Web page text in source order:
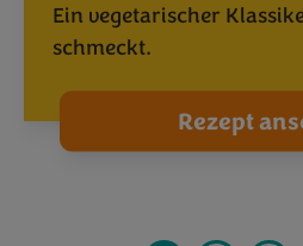
Ein vegetarischer
schmeckt.
Rezept